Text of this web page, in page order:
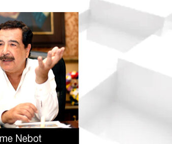
DE FV PARA ELEVAR TU ESPACIO
SAINT-GOBAIN IMPTEK – XI